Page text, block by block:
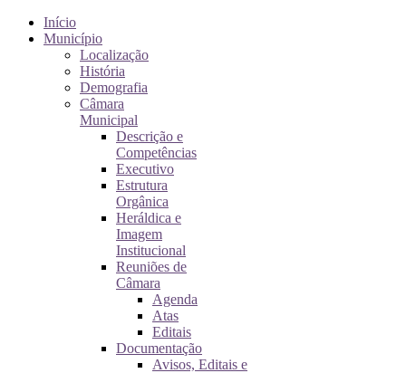
Início
Município
Localização
História
Demografia
Câmara
Municipal
Descrição e
Competências
Executivo
Estrutura
Orgânica
Heráldica e
Imagem
Institucional
Reuniões de
Câmara
Agenda
Atas
Editais
Documentação
Avisos, Editais e